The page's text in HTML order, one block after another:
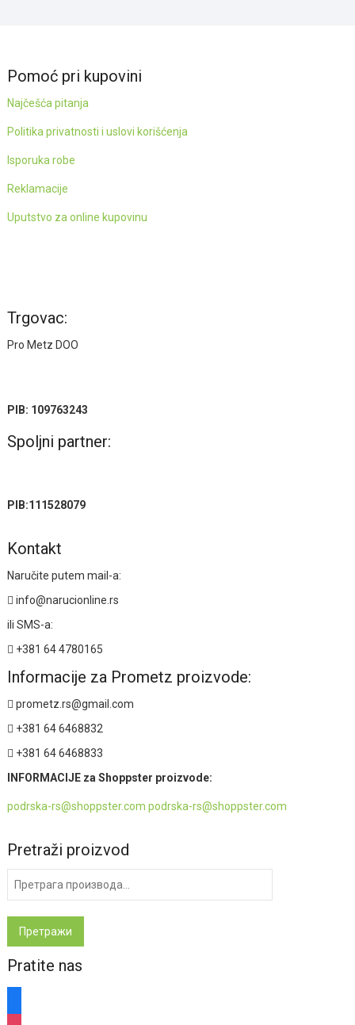
Pomoć pri kupovini
Najčešća pitanja
Politika privatnosti i uslovi korišćenja
Isporuka robe
Reklamacije
Uputstvo za online kupovinu
Trgovac:
Pro Metz DOO
PIB: 109763243
Spoljni partner:
PIB:111528079
Kontakt
Naručite putem mail-a:
info@narucionline.rs
ili SMS-a:
+381 64 4780165
Informacije za Prometz proizvode:
prometz.rs@gmail.com
+381 64 6468832
+381 64 6468833
INFORMACIJE za Shoppster proizvode:
podrska-rs@shoppster.com podrska-rs@shoppster.com
Pretraži proizvod
Претражи
Pratite nas